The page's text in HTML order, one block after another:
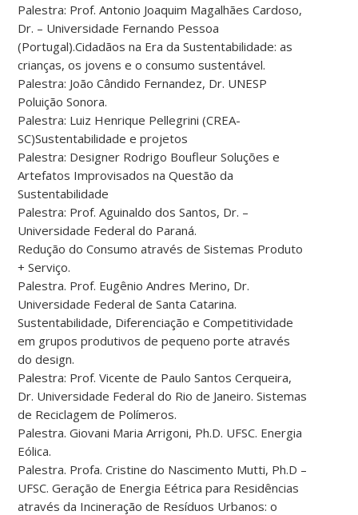
Palestra: Prof. Antonio Joaquim Magalhães Cardoso,
Dr. – Universidade Fernando Pessoa
(Portugal).Cidadãos na Era da Sustentabilidade: as
crianças, os jovens e o consumo sustentável.
Palestra: João Cândido Fernandez, Dr. UNESP
Poluição Sonora.
Palestra: Luiz Henrique Pellegrini (CREA-
SC)Sustentabilidade e projetos
Palestra: Designer Rodrigo Boufleur Soluções e
Artefatos Improvisados na Questão da
Sustentabilidade
Palestra: Prof. Aguinaldo dos Santos, Dr. –
Universidade Federal do Paraná.
Redução do Consumo através de Sistemas Produto
+ Serviço.
Palestra. Prof. Eugênio Andres Merino, Dr.
Universidade Federal de Santa Catarina.
Sustentabilidade, Diferenciação e Competitividade
em grupos produtivos de pequeno porte através
do design.
Palestra: Prof. Vicente de Paulo Santos Cerqueira,
Dr. Universidade Federal do Rio de Janeiro. Sistemas
de Reciclagem de Polímeros.
Palestra. Giovani Maria Arrigoni, Ph.D. UFSC. Energia
Eólica.
Palestra. Profa. Cristine do Nascimento Mutti, Ph.D –
UFSC. Geração de Energia Eétrica para Residências
através da Incineração de Resíduos Urbanos: o